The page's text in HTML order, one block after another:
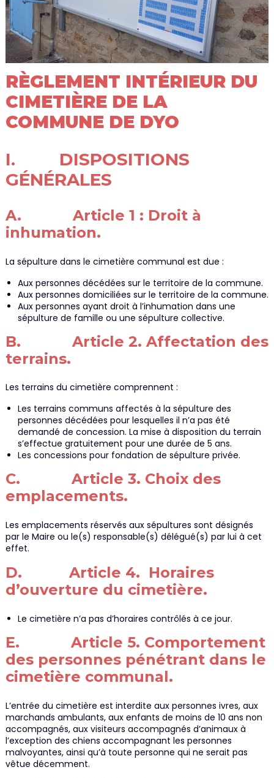
RÈGLEMENT INTÉRIEUR DU
CIMETIÈRE DE LA
COMMUNE DE DYO
I. DISPOSITIONS
GÉNÉRALES
A. Article 1 : Droit à
inhumation.
La sépulture dans le cimetière communal est due :
Aux personnes décédées sur le territoire de la commune.
Aux personnes domiciliées sur le territoire de la commune.
Aux personnes ayant droit à l’inhumation dans une
sépulture de famille ou une sépulture collective.
B. Article 2. Affectation des
terrains.
Les terrains du cimetière comprennent :
Les terrains communs affectés à la sépulture des
personnes décédées pour lesquelles il n’a pas été
demandé de concession. La mise à disposition du terrain
s’effectue gratuitement pour une durée de 5 ans.
Les concessions pour fondation de sépulture privée.
C. Article 3. Choix des
emplacements.
Les emplacements réservés aux sépultures sont désignés
par le Maire ou le(s) responsable(s) délégué(s) par lui à cet
effet.
D. Article 4. Horaires
d’ouverture du cimetière.
Le cimetière n’a pas d’horaires contrôlés à ce jour.
E. Article 5. Comportement
des personnes pénétrant dans le
cimetière communal.
L’entrée du cimetière est interdite aux personnes ivres, aux
marchands ambulants, aux enfants de moins de 10 ans non
accompagnés, aux visiteurs accompagnés d’animaux à
l’exception des chiens accompagnant les personnes
malvoyantes, ainsi qu’à toute personne qui ne serait pas
vêtue décemment.